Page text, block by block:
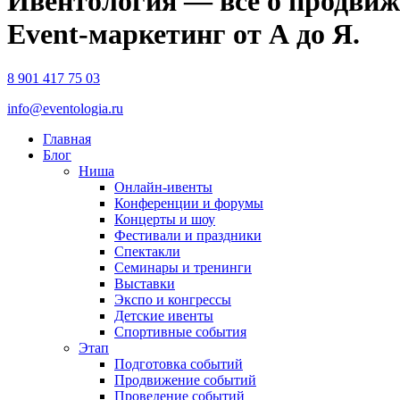
Event-маркетинг от А до Я.
8 901 417 75 03
info@eventologia.ru
Главная
Блог
Ниша
Онлайн-ивенты
Конференции и форумы
Концерты и шоу
Фестивали и праздники
Спектакли
Семинары и тренинги
Выставки
Экспо и конгрессы
Детские ивенты
Спортивные события
Этап
Подготовка событий
Продвижение событий
Проведение событий